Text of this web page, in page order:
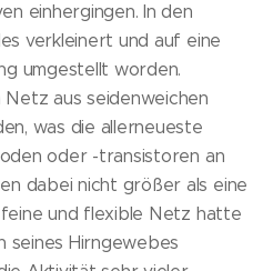
einhergingen. In den
verkleinert und auf eine
umgestellt worden.
Netz aus seidenweichen
was die allerneueste
oder -transistoren an
dabei nicht größer als eine
und flexible Netz hatte
seines Hirngewebes